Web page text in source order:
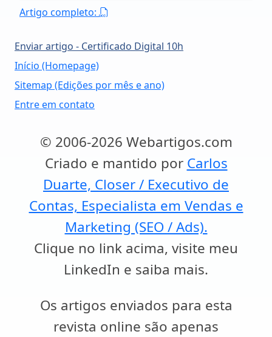
Artigo completo:
Enviar artigo - Certificado Digital 10h
Início (Homepage)
Sitemap (Edições por mês e ano)
Entre em contato
© 2006-2026 Webartigos.com
Criado e mantido por Carlos
Duarte, Closer / Executivo de
Contas, Especialista em Vendas e
Marketing (SEO / Ads).
Clique no link acima, visite meu
LinkedIn e saiba mais.
Os artigos enviados para esta
revista online são apenas